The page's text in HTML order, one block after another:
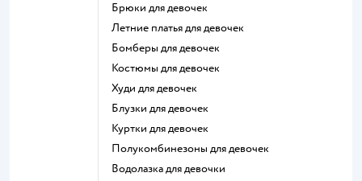
Брюки для девочек
Летние платья для девочек
Бомберы для девочек
Костюмы для девочек
Худи для девочек
Блузки для девочек
Куртки для девочек
Полукомбинезоны для девочек
Водолазка для девочки